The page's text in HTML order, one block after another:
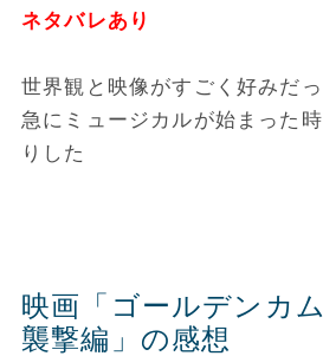
ネタバレあり
世界観と映像がすごく好みだっ
急にミュージカルが始まった
りした
映画「ゴールデンカ
襲撃編」の感想